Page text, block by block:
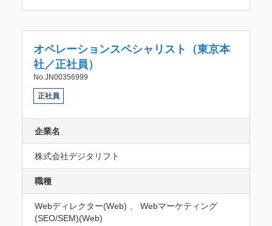
オペレーションスペシャリスト（東京本
社／正社員）
No.JN00356999
正社員
企業名
株式会社デジタリフト
職種
Webディレクター(Web) 、 Webマーケティング
(SEO/SEM)(Web)